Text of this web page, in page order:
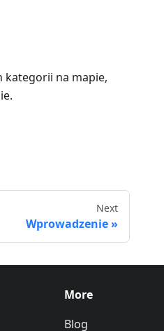
kategorii na mapie,
Next
Wprowadzenie
More
Blog